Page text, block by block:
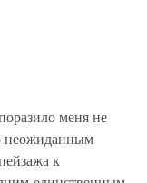
меня не
неожиданным
к